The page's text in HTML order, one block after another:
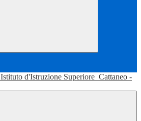
Istituto d'Istruzione Superiore Cattaneo -